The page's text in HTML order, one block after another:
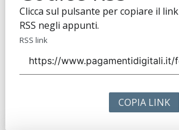
Clicca sul pulsante per copiare il link
RSS negli appunti.
RSS link
COPIA LINK